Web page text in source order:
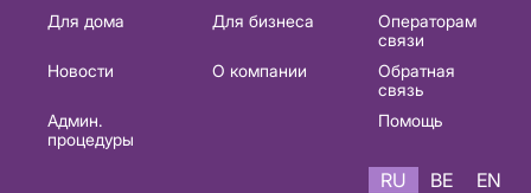
Основная
навигация
Для дома Для бизнеса
Операторам
связи
Новости
О компании
Обратная
связь
Админ.
процедуры
Помощь
RU BE EN